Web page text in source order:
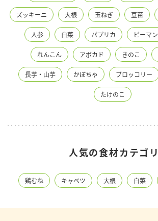
ズッキーニ 大根 玉ねぎ 豆苗
人参 白菜 パプリカ ピーマン
れんこん アボカド きのこ
長芋・山芋 かぼちゃ ブロッコリー
たけのこ
人気の食材カテゴリ
鶏むね キャベツ 大根 白菜